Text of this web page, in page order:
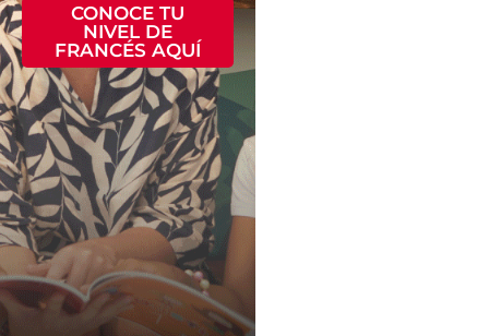
CONOCE TU
NIVEL DE
FRANCÉS AQUÍ